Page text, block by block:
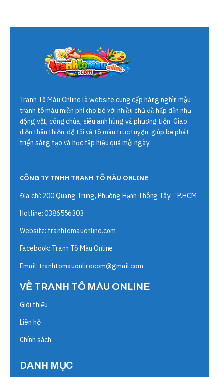
Tranh Tô Màu Online là website cung cấp hàng nghìn mẫu
tranh tô màu miễn phí cho bé với nhiều chủ đề hấp dẫn như
động vật, công chúa, siêu anh hùng và phương tiện. Giao
diện thân thiện, dễ tải và tô màu trực tuyến, giúp bé phát
triển sáng tạo và học tập hiệu quả mỗi ngày.
CÔNG TY TNHH TRANH TÔ MÀU ONLINE
Địa chỉ: 200 Quang Trung, Phường Hạnh Thông Tây, TP.HCM
Hotline: 0386556303
Website: tranhtomauonline.com
Facebook: Tranh Tô Màu Online
Email: tranhtomauonlinecom@gmail.com
VỀ TRANH TÔ MÀU ONLINE
Giới thiệu
Liên hệ
Chính sách
DANH MỤC